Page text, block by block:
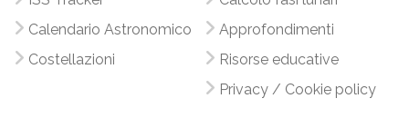
Calendario Astronomico
Costellazioni
Approfondimenti
Risorse educative
Privacy / Cookie policy